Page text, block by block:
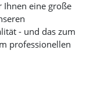
eine große
- und das zum
professionellen